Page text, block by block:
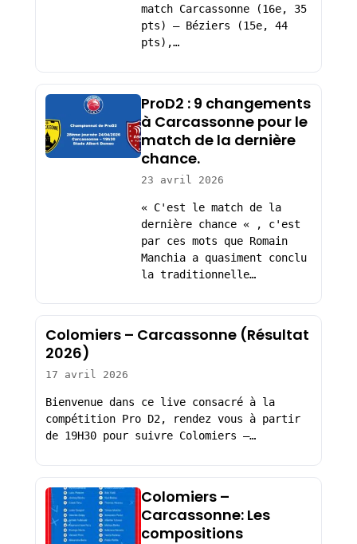
match Carcassonne (16e, 35
pts) – Béziers (15e, 44
pts),…
ProD2 : 9 changements
à Carcassonne pour le
match de la dernière
chance.
23 avril 2026
« C'est le match de la
dernière chance « , c'est
par ces mots que Romain
Manchia a quasiment conclu
la traditionnelle…
Colomiers – Carcassonne (Résultat
2026)
17 avril 2026
Bienvenue dans ce live consacré à la
compétition Pro D2, rendez vous à partir
de 19H30 pour suivre Colomiers –…
Colomiers –
Carcassonne: Les
compositions